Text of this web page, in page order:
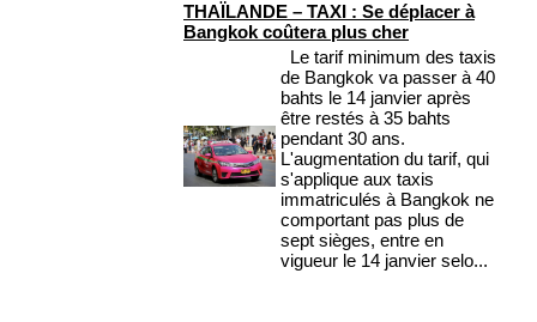
THAÏLANDE – TAXI : Se déplacer à
Bangkok coûtera plus cher
Le tarif minimum des taxis
de Bangkok va passer à 40
bahts le 14 janvier après
être restés à 35 bahts
pendant 30 ans.
L'augmentation du tarif, qui
s'applique aux taxis
immatriculés à Bangkok ne
comportant pas plus de
sept sièges, entre en
vigueur le 14 janvier selo...